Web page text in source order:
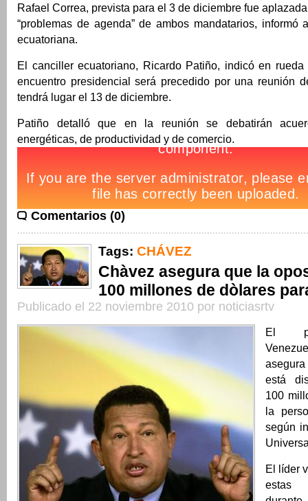
Rafael Correa, prevista para el 3 de diciembre fue
“problemas de agenda” de ambos mandatarios, informó
ecuatoriana.
El canciller ecuatoriano, Ricardo Patiño, indicó en
encuentro presidencial será precedido por una reunión
tendrá lugar el 13 de diciembre.
Patiño detalló que en la reunión se debatirán
energéticas, de productividad y de comercio.
Comentarios (0)
Tags: CHÁVEZ
Chàvez asegura que la
100 millones de dòlares
Publicado el 22 noviembre 2010 por noticiasrtv
El
está
100
la
según
El líder
estas